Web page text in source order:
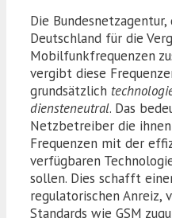
Die Bundesnetzagentur,
Deutschland für die
Mobilfunkfrequenzen
vergibt diese
grundsätzlich
diensteneutral. Das
Netzbetreiber die
Frequenzen mit der
verfügbaren
sollen. Dies schafft
regulatorischen Anreiz,
Standards wie GSM